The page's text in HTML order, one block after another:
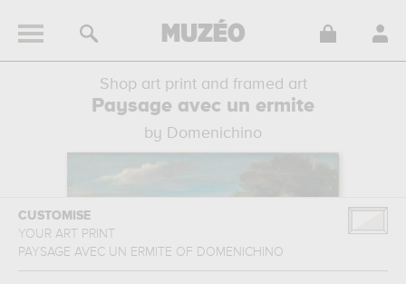
Shop art print and framed art
Paysage avec un ermite
by Domenichino
CUSTOMISE
YOUR ART PRINT
PAYSAGE AVEC UN ERMITE OF DOMENICHINO